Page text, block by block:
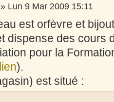
» Lun 9 Mar 2009 15:11
est orfèvre et
dispense des cours
pour la
lien).
est situé :